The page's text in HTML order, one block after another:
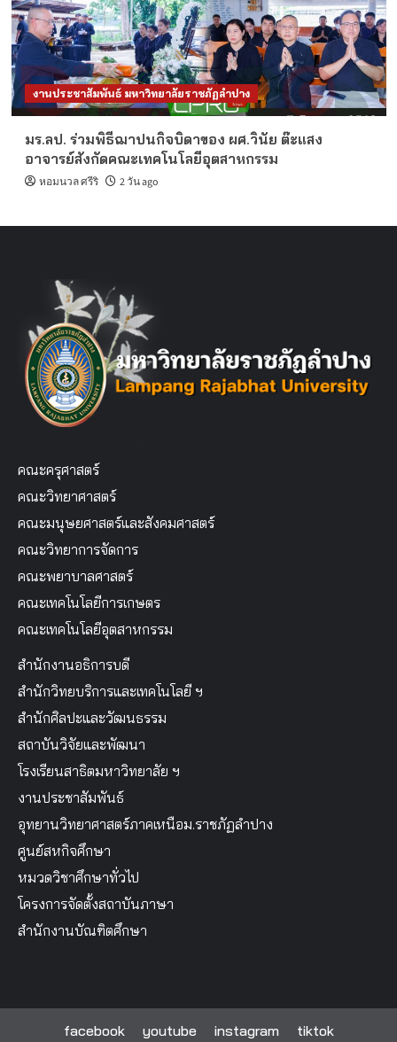
งานประชาสัมพันธ์ มหาวิทยาลัยราชภัฏลำปาง
มร.ลป. ร่วมพิธีฌาปนกิจบิดาของ ผศ.วินัย ต๊ะแสง
อาจารย์สังกัดคณะเทคโนโลยีอุตสาหกรรม
หอมนวล ศรีริ 2 วัน ago
คณะครุศาสตร์
คณะวิทยาศาสตร์
คณะมนุษยศาสตร์และสังคมศาสตร์
คณะวิทยาการจัดการ
คณะพยาบาลศาสตร์
คณะเทคโนโลยีการเกษตร
คณะเทคโนโลยีอุตสาหกรรม
สำนักงานอธิการบดี
สำนักวิทยบริการและเทคโนโลยี ฯ
สำนักศิลปะและวัฒนธรรม
สถาบันวิจัยและพัฒนา
โรงเรียนสาธิตมหาวิทยาลัย ฯ
งานประชาสัมพันธ์
อุทยานวิทยาศาสตร์ภาคเหนือม.ราชภัฏลำปาง
ศูนย์สหกิจศึกษา
หมวดวิชาศึกษาทั่วไป
โครงการจัดตั้งสถาบันภาษา
สำนักงานบัณฑิตศึกษา
facebook youtube instagram tiktok